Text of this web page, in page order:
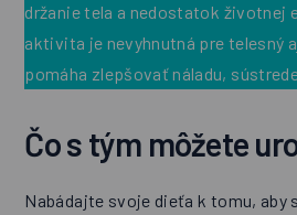
držanie tela a nedostatok životnej
aktivita je nevyhnutná pre telesný
pomáha zlepšovať náladu,
Čo s tým môžete
Nabádajte svoje dieťa k tomu, aby